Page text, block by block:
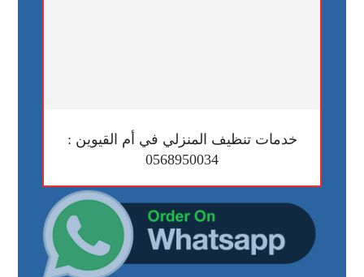
خدمات تنظيف المنزلي في أم القيوين :
0568950034